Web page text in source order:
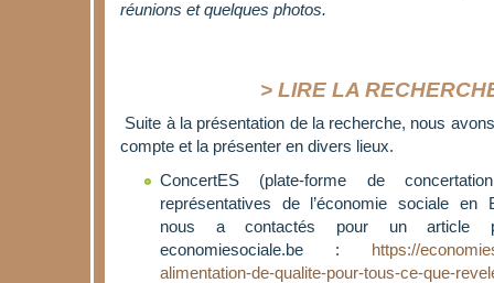
réunions et quelques photos.
> LIRE LA
Suite à la présentation de la recherche, nous
compte et la présenter en divers lieux.
ConcertES (plate-forme de
représentatives de l’économie sociale en
nous a contactés pour un article
economiesociale.be :
https://
alimentation-de-qualite-pour-tous-ce-que-